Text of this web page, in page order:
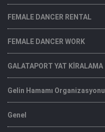
FEMALE DANCER RENTAL
FEMALE DANCER WORK
GALATAPORT YAT KİRALAMA
Gelin Hamamı Organizasyonu
Genel